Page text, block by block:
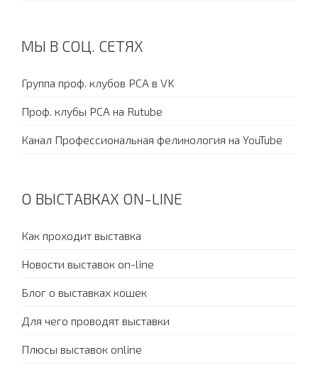
МЫ В СОЦ. СЕТЯХ
Группа проф. клубов PCA в VK
Проф. клубы PCA на Rutube
Канал Профессиональная фелинология на YouTube
О ВЫСТАВКАХ ON-LINE
Как проходит выставка
Новости выставок on-line
Блог о выставках кошек
Для чего проводят выставки
Плюсы выставок online